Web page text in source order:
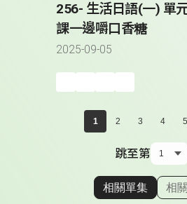
256- 生活日語(一) 單
課一邊嚼口香糖
2025-09-05
1 2 3 4 5
跳至第
顯示
相關單集 相